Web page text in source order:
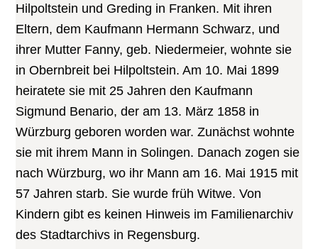
Hilpoltstein und Greding in Franken. Mit ihren
Eltern, dem Kaufmann Hermann Schwarz, und
ihrer Mutter Fanny, geb. Niedermeier, wohnte sie
in Obernbreit bei Hilpoltstein. Am 10. Mai 1899
heiratete sie mit 25 Jahren den Kaufmann
Sigmund Benario, der am 13. März 1858 in
Würzburg geboren worden war. Zunächst wohnte
sie mit ihrem Mann in Solingen. Danach zogen sie
nach Würzburg, wo ihr Mann am 16. Mai 1915 mit
57 Jahren starb. Sie wurde früh Witwe. Von
Kindern gibt es keinen Hinweis im Familienarchiv
des Stadtarchivs in Regensburg.